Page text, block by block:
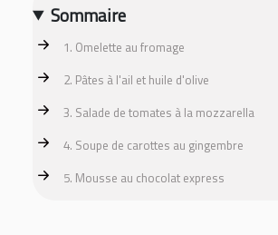
Sommaire
1. Omelette au fromage
2. Pâtes à l'ail et huile d'olive
3. Salade de tomates à la mozzarella
4. Soupe de carottes au gingembre
5. Mousse au chocolat express